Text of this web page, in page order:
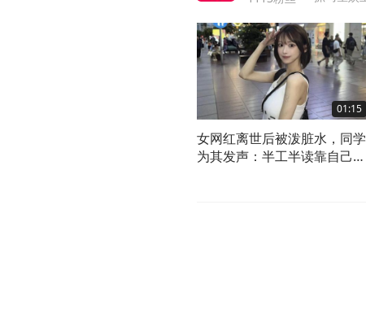
01:15
女网红离世后被泼脏水，同学
为其发声：半工半读靠自己考